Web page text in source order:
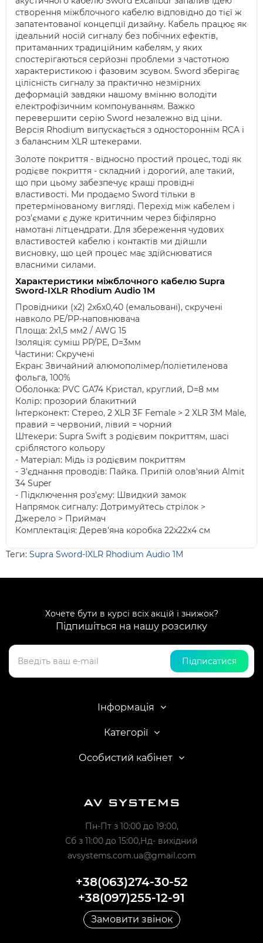
створення міжблочного кабелю відповідно до тієї ж
запатентованої концепції дизайну. Кабель працює як
ідеальний носій сигналу без побічних ефектів,
притаманних традиційним кабелям, у яких
спостерігаються серйозні проблеми з частотною
характеристикою і фазовим зсувом. Sword зберігає
цілісність сигналу за практично незмірних
деформацій завдяки нашому вмінню володіти
електрофізичним компонуванням. Важко
перевершити серію Sword незалежно від ціни.
Версія Rhodium випускається з одностороннім RCA і
з балансним XLR штекерами.
Золоте покриття - відносно простий процес, тоді як
родієве покриття - складний і дорогий, але такий,
що при цьому забезпечує кращі провідні
властивості. Ми продаємо Sword тільки в
претермінованому вигляді. Перехід між кабелем і
роз'ємами є дуже критичним через біфілярно
намотані літцендрати. Для збереження чудових
властивостей кабелю і контактів ми дійшли
висновку, що цей процес має здійснюватися
власними силами.
Характеристики міжблочного кабелю Supra
Sword-IXLR Rhodium Audio 1M
Провідники (x2) 2x6x0,40 (емальовані), скручені
навколо PE/PP-наповнювача
Площа: 2x1,5 мм2 / AWG 15
Ізоляція: суміш PP/PE, D=3мм
Частини: Скручені
Екран: Звичайний алюмополімер/поліетиленова
фольга, 100%
Оболонка: PVC GA74 Кристал, круглий, D=8 мм
Колір: прозорий блакитний
Інтерконект: Стерео, 2 XLR 3F Female > 2 XLR 3M Male,
правий = червоний, лівий = чорний
Штекери: Supra Swift з родієвим покриттям, шасі
сріблястого кольору
- Матеріал: Мідь із родієвим покриттям
- З'єднання проводів: Пайка. Припій олов'яний Almit
34 Super
- Підключення роз'єму: Швидкий замок
Напрямок сигналу: Дотримуйтесь стрілок >
Джерело > Приймач
Комплектація: Дерев'яна коробка 22x22x4 см
Теги: Supra Sword-IXLR Rhodium Audio 1M
Хочете бути в курсі всіх акцій і знижок?
Підпишіться на нашу розсилку
Підписатися
Інформація
Категорії
Особистий кабінет
Пн-Пт з 10:00 до 19:00,
Сб з 11:00 до 15:00,Нд- вихідний
avsystems.com.ua@gmail.com
+38(063)274-30-52
+38(097)255-12-91
Замовити звінок